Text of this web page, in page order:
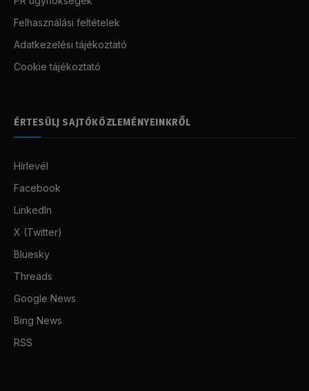
Felhasználási feltételek
Adatkezelési tájékoztató
Cookie tájékoztató
ÉRTESÜLJ SAJTÓKÖZLEMÉNYEINKRŐL
Hírlevél
Facebook
LinkedIn
X (Twitter)
Bluesky
Threads
Google News
Bing News
RSS